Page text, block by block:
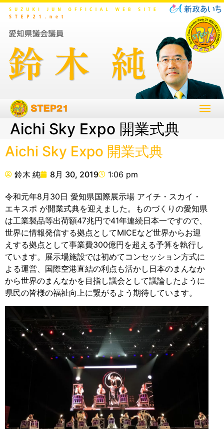
Aichi Sky Expo 開業式典
Aichi Sky Expo 開業式典
鈴木 純 8月 30, 2019 1:06 pm
令和元年8月30日 愛知県国際展示場 アイチ・スカイ・
エキスポ が開業式典を迎えました。ものづくりの愛知県
は工業製品等出荷額47兆円で41年連続日本一ですので、
世界に情報発信する拠点としてMICEなど世界からお迎
えする拠点として事業費300億円を超える予算を執行し
ています。展示場施設では初めてコンセッション方式に
よる運営、国際空港直結の利点も活かし日本のまんなか
から世界のまんなかを目指し議会として議論したように
県民の皆様の福祉向上に繋がるよう期待しています。